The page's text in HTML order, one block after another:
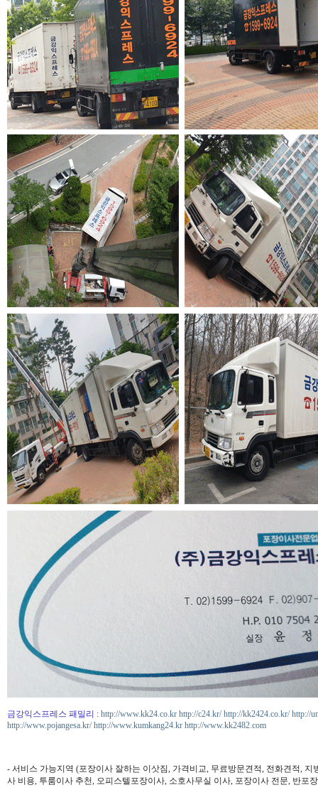
금강익스프레스 패밀리 : http://www.kk24.co.kr http://c24.kr/ http://kk2424.co.kr/ http://
http://www.pojangesa.kr/ http://www.kumkang24.kr http://www.kk2482.com
- 서비스 가능지역 (포장이사 잘하는 이삿짐, 가격비교, 무료방문견적, 전화견적,
사 비용, 투룸이사 추천, 오피스텔포장이사, 소호사무실 이사, 포장이사 전문, 반포